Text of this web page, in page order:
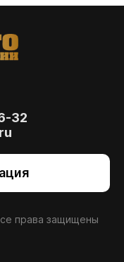
32
права защищены